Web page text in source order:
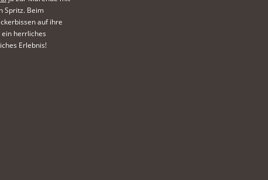
Spritz. Beim
auf ihre
herrliches
Erlebnis!